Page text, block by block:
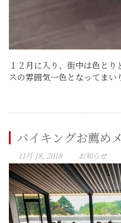
１２月に入り、街中は色と
スの雰囲気一色となってま
バイキングお薦め
11月 18, 2018 お知らせ